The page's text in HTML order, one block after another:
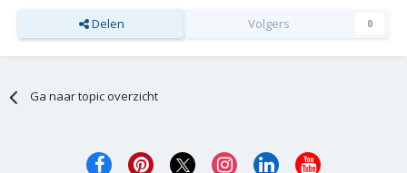
Delen Volgers 0
Ga naar topic overzicht